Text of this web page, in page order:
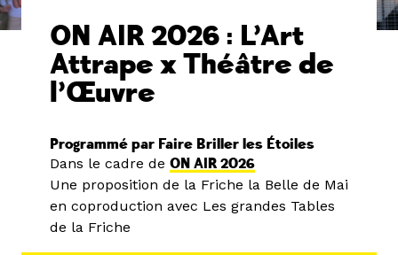
ON AIR 2026 : L’Art
Attrape x Théâtre de
l’Œuvre
Programmé par Faire Briller les Étoiles
Dans le cadre de ON AIR 2026
Une proposition de la Friche la Belle de Mai
en coproduction avec Les grandes Tables
de la Friche